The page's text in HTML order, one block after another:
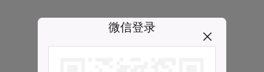
微信登录